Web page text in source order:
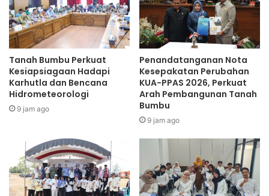
Tanah Bumbu Perkuat
Kesiapsiagaan Hadapi
Karhutla dan Bencana
Hidrometeorologi
9 jam ago
Penandatanganan Nota
Kesepakatan Perubahan
KUA-PPAS 2026, Perkuat
Arah Pembangunan Tanah
Bumbu
9 jam ago